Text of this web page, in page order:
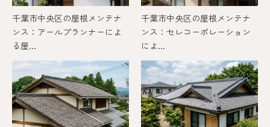
千葉市中央区の屋根メンテナ
ンス：アールプランナーによ
る屋...
千葉市中央区の屋根メンテナ
ンス：セレコーポレーション
によ...